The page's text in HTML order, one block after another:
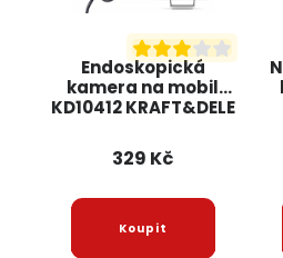
Endoskopická
kamera na mobil
KD10412 KRAFT&DELE
329 Kč